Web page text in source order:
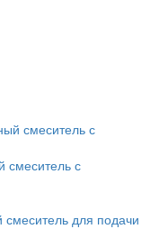
смеситель с